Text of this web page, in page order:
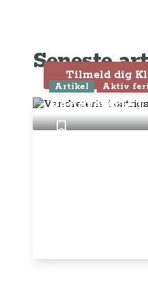
Tilmeld dig
Seneste
Artikel Aktiv
Vandreferie i